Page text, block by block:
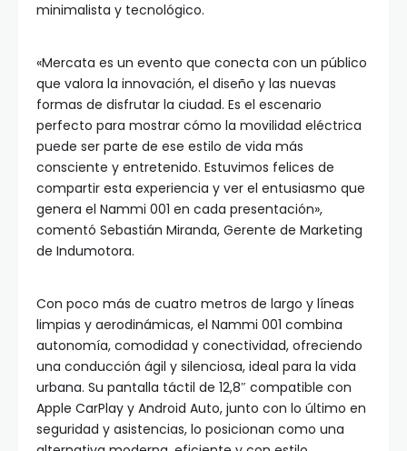
minimalista y tecnológico.
«Mercata es un evento que conecta con un público
que valora la innovación, el diseño y las nuevas
formas de disfrutar la ciudad. Es el escenario
perfecto para mostrar cómo la movilidad eléctrica
puede ser parte de ese estilo de vida más
consciente y entretenido. Estuvimos felices de
compartir esta experiencia y ver el entusiasmo que
genera el Nammi 001 en cada presentación»,
comentó Sebastián Miranda, Gerente de Marketing
de Indumotora.
Con poco más de cuatro metros de largo y líneas
limpias y aerodinámicas, el Nammi 001 combina
autonomía, comodidad y conectividad, ofreciendo
una conducción ágil y silenciosa, ideal para la vida
urbana. Su pantalla táctil de 12,8″ compatible con
Apple CarPlay y Android Auto, junto con lo último en
seguridad y asistencias, lo posicionan como una